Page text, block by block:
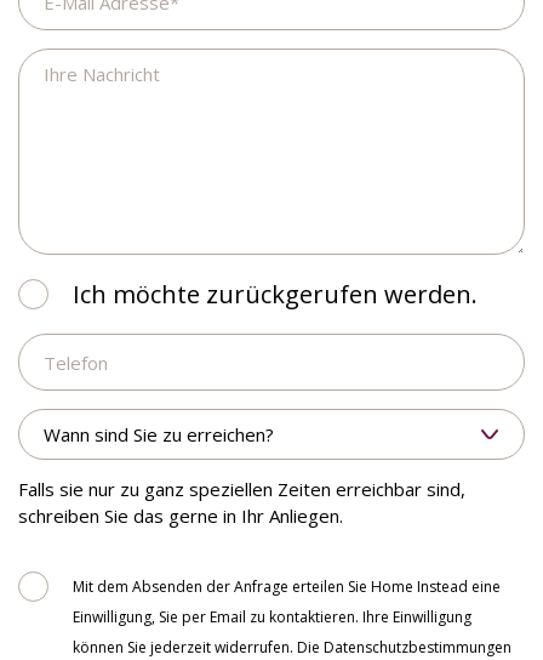
Adresse
Ihre
Nachricht
Ich
möchte
zurückgerufen
werden.
Ich möchte zurückgerufen werden.
Telefon
Wann
sind
Sie
erreichen?
Falls sie nur zu ganz speziellen Zeiten erreichbar sind,
schreiben Sie das gerne in Ihr Anliegen.
ConsentMit dem Absenden der Anfrage erteilen Sie Home Instead eine
Einwilligung, Sie per Email zu kontaktieren. Ihre Einwilligung
können Sie jederzeit widerrufen. Die Datenschutzbestimmungen